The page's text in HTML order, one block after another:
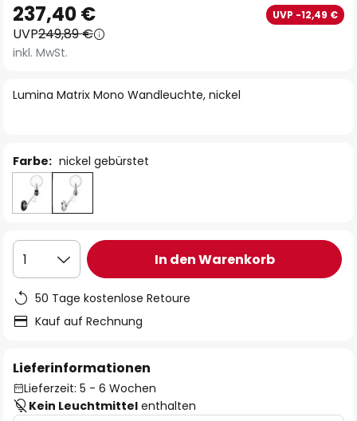
Anfang
der
Bildgalerie
Lumina Matrix Mono Wandleuchte, nickel
237,40 € UVP -12,49 €
UVP249,89 €
inkl. MwSt.
Farbe: nickel gebürstet
1 In den Warenkorb
50 Tage kostenlose Retoure
Kauf auf Rechnung
Lieferinformationen
Lieferzeit: 5 - 6 Wochen
Kein Leuchtmittel enthalten